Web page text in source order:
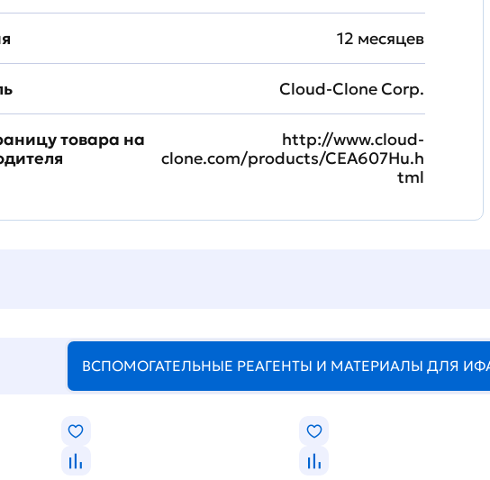
12 месяцев
Cloud-Clone Corp.
товара на
http://www.cloud-
clone.com/products/CEA607Hu.h
tml
ВСПОМОГАТЕЛЬНЫЕ РЕАГЕНТЫ И МАТЕРИАЛЫ ДЛЯ